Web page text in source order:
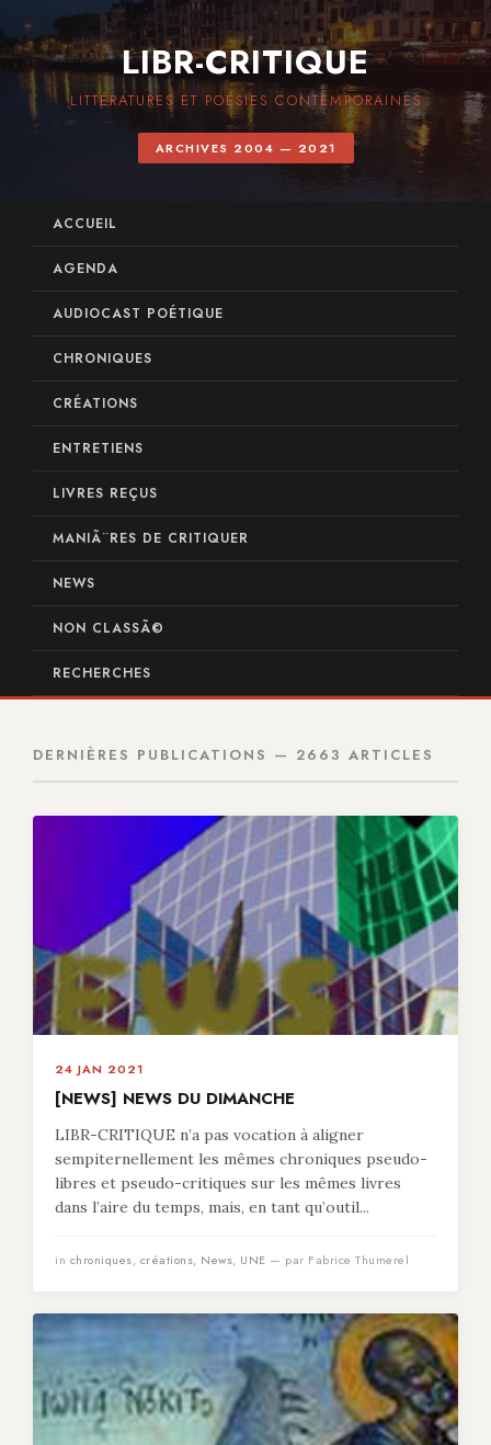
LIBR-CRITIQUE
LITTÉRATURES ET POÉSIES CONTEMPORAINES
ARCHIVES 2004 — 2021
ACCUEIL
AGENDA
AUDIOCAST POÉTIQUE
CHRONIQUES
CRÉATIONS
ENTRETIENS
LIVRES REÇUS
MANIÃ¨RES DE CRITIQUER
NEWS
NON CLASSÃ©
RECHERCHES
DERNIÈRES PUBLICATIONS — 2663 ARTICLES
24 JAN 2021
[NEWS] NEWS DU DIMANCHE
LIBR-CRITIQUE n’a pas vocation à aligner
sempiternellement les mêmes chroniques pseudo-
libres et pseudo-critiques sur les mêmes livres
dans l’aire du temps, mais, en tant qu’outil...
in chroniques, créations, News, UNE — par Fabrice Thumerel